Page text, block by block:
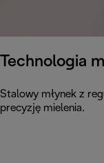
Technologia
Stalowy młynek z
precyzję mielenia.